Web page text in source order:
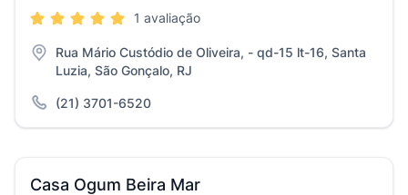
1 avaliação
Rua Mário Custódio de Oliveira, - qd-15 lt-16, Santa
Luzia, São Gonçalo, RJ
(21) 3701-6520
Casa Ogum Beira Mar